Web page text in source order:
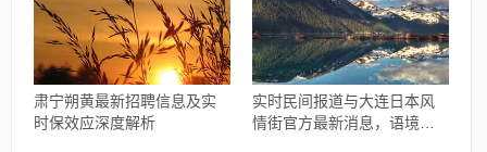
肃宁朔黄最新招聘信息及实
时保效应深度解析
实时民间报道与大连日本风
情街官方最新消息，语境下